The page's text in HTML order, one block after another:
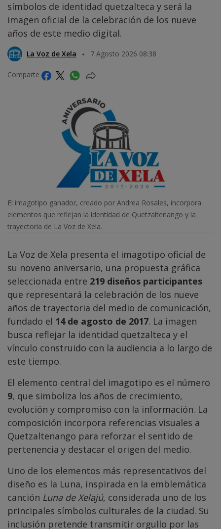
símbolos de identidad quetzalteca y será la
imagen oficial de la celebración de los nueve
años de este medio digital.
La Voz de Xela 7 Agosto 2026 08:38
Comparte
El imagotipo ganador, creado por Andrea Rosales, incorpora
elementos que reflejan la identidad de Quetzaltenango y la
trayectoria de La Voz de Xela.
La Voz de Xela presenta el imagotipo oficial de
su noveno aniversario, una propuesta gráfica
seleccionada entre 219 diseños participantes
que representará la celebración de los nueve
años de trayectoria del medio de comunicación,
fundado el 14 de agosto de 2017. La imagen
busca reflejar la identidad quetzalteca y el
vínculo construido con la audiencia a lo largo de
este tiempo.
El elemento central del imagotipo es el número
9, que simboliza los años de crecimiento,
evolución y compromiso con la información. La
composición incorpora referencias visuales a
Quetzaltenango para reforzar el sentido de
pertenencia y destacar el origen del medio.
Uno de los elementos más representativos del
diseño es la Luna, inspirada en la emblemática
canción Luna de Xelajú, considerada uno de los
principales símbolos culturales de la ciudad. Su
inclusión pretende transmitir orgullo por las